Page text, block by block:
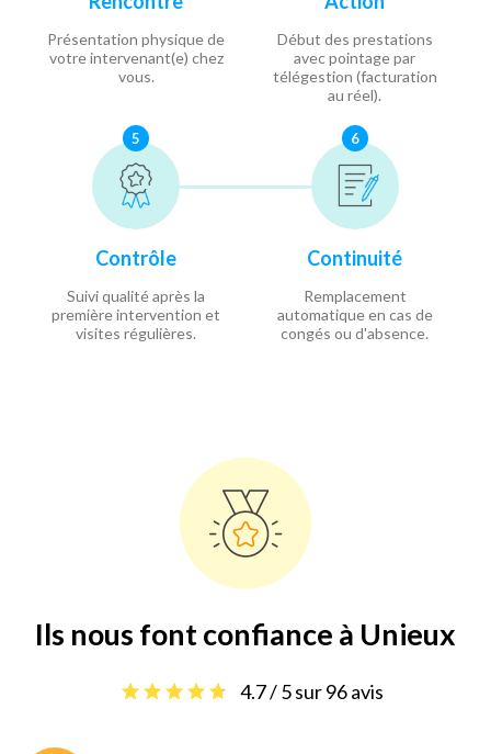
Présentation physique de
votre intervenant(e) chez
vous.
Début des prestations
avec pointage par
télégestion (facturation
au réel).
5
Contrôle
Suivi qualité après la
première intervention et
visites régulières.
6
Continuité
Remplacement
automatique en cas de
congés ou d'absence.
Ils nous font confiance à Unieux
4.7 / 5 sur 96 avis